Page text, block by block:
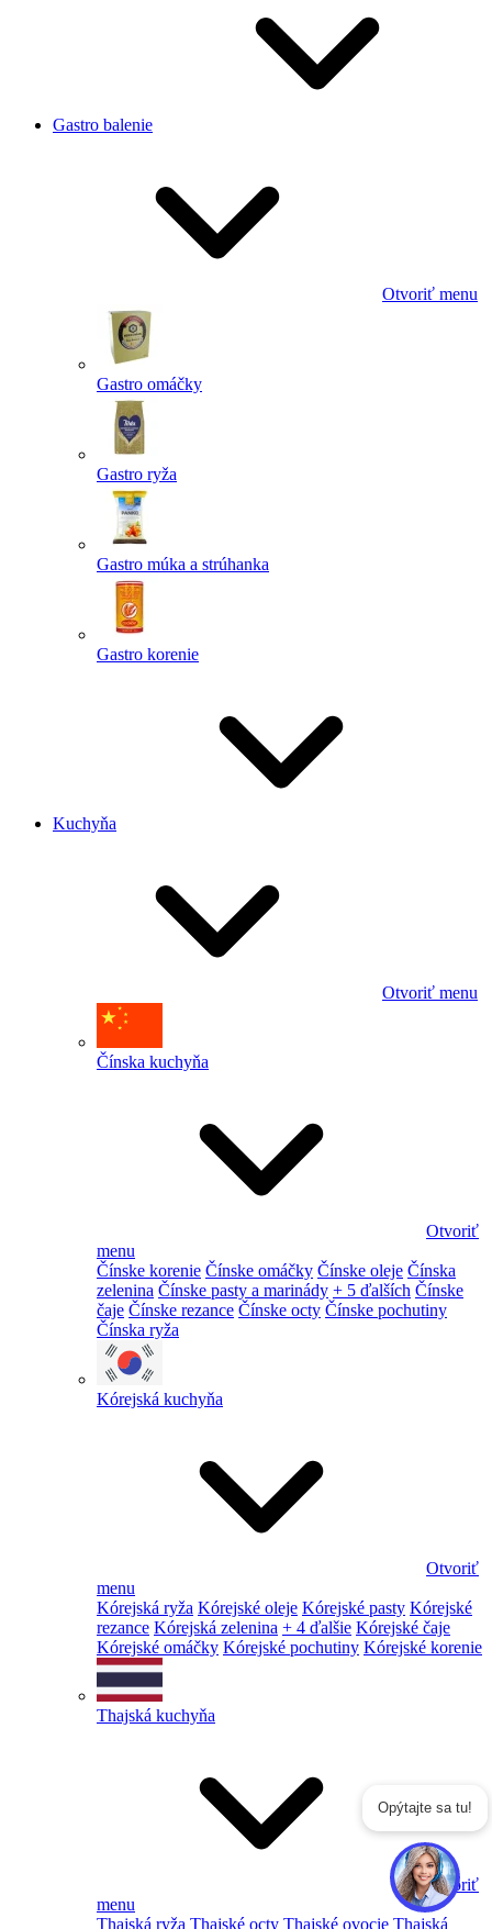
Gastro balenie
Otvoriť menu
Gastro omáčky
Gastro ryža
Gastro múka a strúhanka
Gastro korenie
Kuchyňa
Otvoriť menu
Čínska kuchyňa
Otvoriť
menu
Čínske korenie Čínske omáčky Čínske oleje Čínska
zelenina Čínske pasty a marinády + 5 ďalších Čínske
čaje Čínske rezance Čínske octy Čínske pochutiny
Čínska ryža
Kórejská kuchyňa
Otvoriť
menu
Kórejská ryža Kórejské oleje Kórejské pasty Kórejské
rezance Kórejská zelenina + 4 ďalšie Kórejské čaje
Kórejské omáčky Kórejské pochutiny Kórejské korenie
Thajská kuchyňa
Otvoriť
menu
Thajská ryža Thajské octy Thajské ovocie Thajská
Opýtajte sa tu!